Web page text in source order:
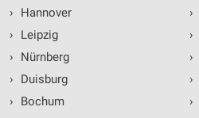
›
Hannover
›
Leipzig
›
Nürnberg
›
Duisburg
›
Bochum
›
›
›
›
›